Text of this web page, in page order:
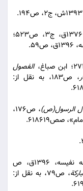
ابن شهرآشوب، مناقب آل ابی‌طالب، ۱۳۷۶ق، ج۳، ص۵۲۳؛
الفصول
، ص۱۸۳، به نقل از:
الرسول(ص)
، ص۱۷۶،
صص۶۱۸۶۱۹.
ابن ابی الثلج، «تاریخ الائمه» مجموعه نفیسه، ۱۳۹۶ق، ص
، ص۷۹، به نقل از: